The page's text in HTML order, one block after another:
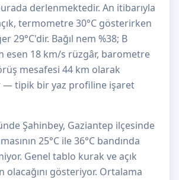
derlenmektedir. An itibarıyla
termometre 30°C gösterirken
29°C'dir. Bağıl nem %38; B
esen 18 km/s rüzgâr, barometre
mesafesi 44 km olarak
— tipik bir yaz profiline işaret
Şahinbey, Gaziantep ilçesinde
25°C ile 36°C bandında
Genel tablo kurak ve açık
olacağını gösteriyor. Ortalama